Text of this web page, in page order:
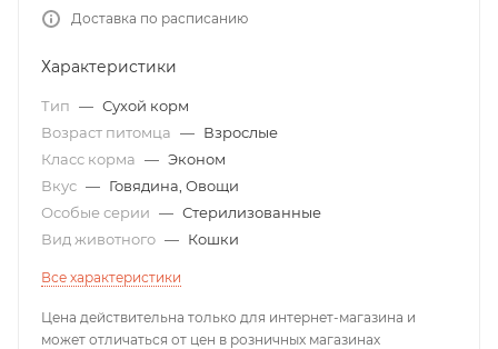
Доставка по расписанию
Характеристики
Тип — Сухой корм
Возраст питомца — Взрослые
Класс корма — Эконом
Вкус — Говядина, Овощи
Особые серии — Стерилизованные
Вид животного — Кошки
Все характеристики
Цена действительна только для интернет-магазина и
может отличаться от цен в розничных магазинах